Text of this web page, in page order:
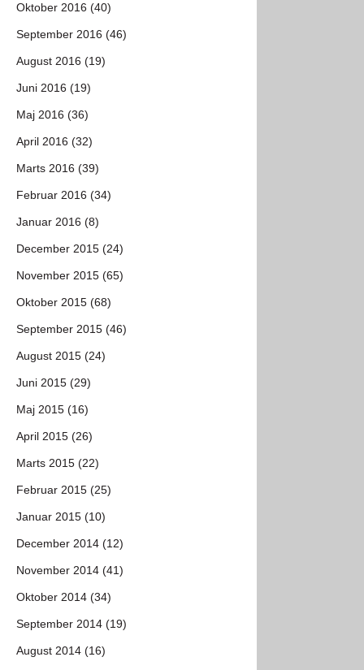
Oktober 2016 (40)
September 2016 (46)
August 2016 (19)
Juni 2016 (19)
Maj 2016 (36)
April 2016 (32)
Marts 2016 (39)
Februar 2016 (34)
Januar 2016 (8)
December 2015 (24)
November 2015 (65)
Oktober 2015 (68)
September 2015 (46)
August 2015 (24)
Juni 2015 (29)
Maj 2015 (16)
April 2015 (26)
Marts 2015 (22)
Februar 2015 (25)
Januar 2015 (10)
December 2014 (12)
November 2014 (41)
Oktober 2014 (34)
September 2014 (19)
August 2014 (16)